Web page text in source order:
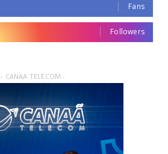
Fans
Followers
- CANAA TELECOM -